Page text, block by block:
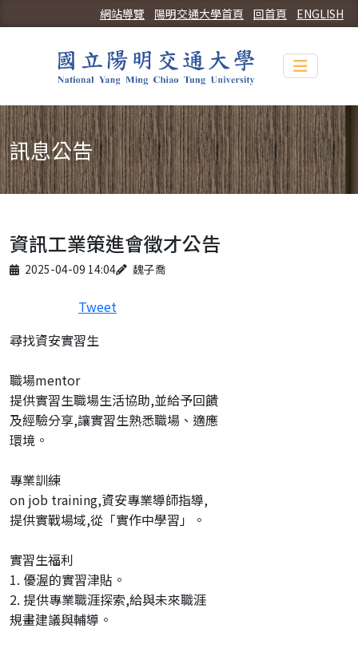
ENGLISH
回首頁
陽明交通大學首頁
網站導覽
Toggle
訊息公告
資訊工業策進會徵才公告
Published on
2025-04-09 14:04
Author 魏子喬
Tweet
尋找資安實習生
職場mentor
提供實習生職場生活協助,並給予回饋
及經驗分享,讓實習生熟悉職場、適應
環境。
專業訓練
on job training,資安專業導師指導,
提供實戰場域,從「實作中學習」。
實習生福利
1. 優渥的實習津貼。
2. 提供專業職涯探索,給與未來職涯
規畫建議與輔導。